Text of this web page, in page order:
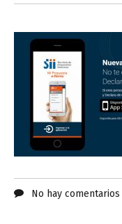
No hay comentarios